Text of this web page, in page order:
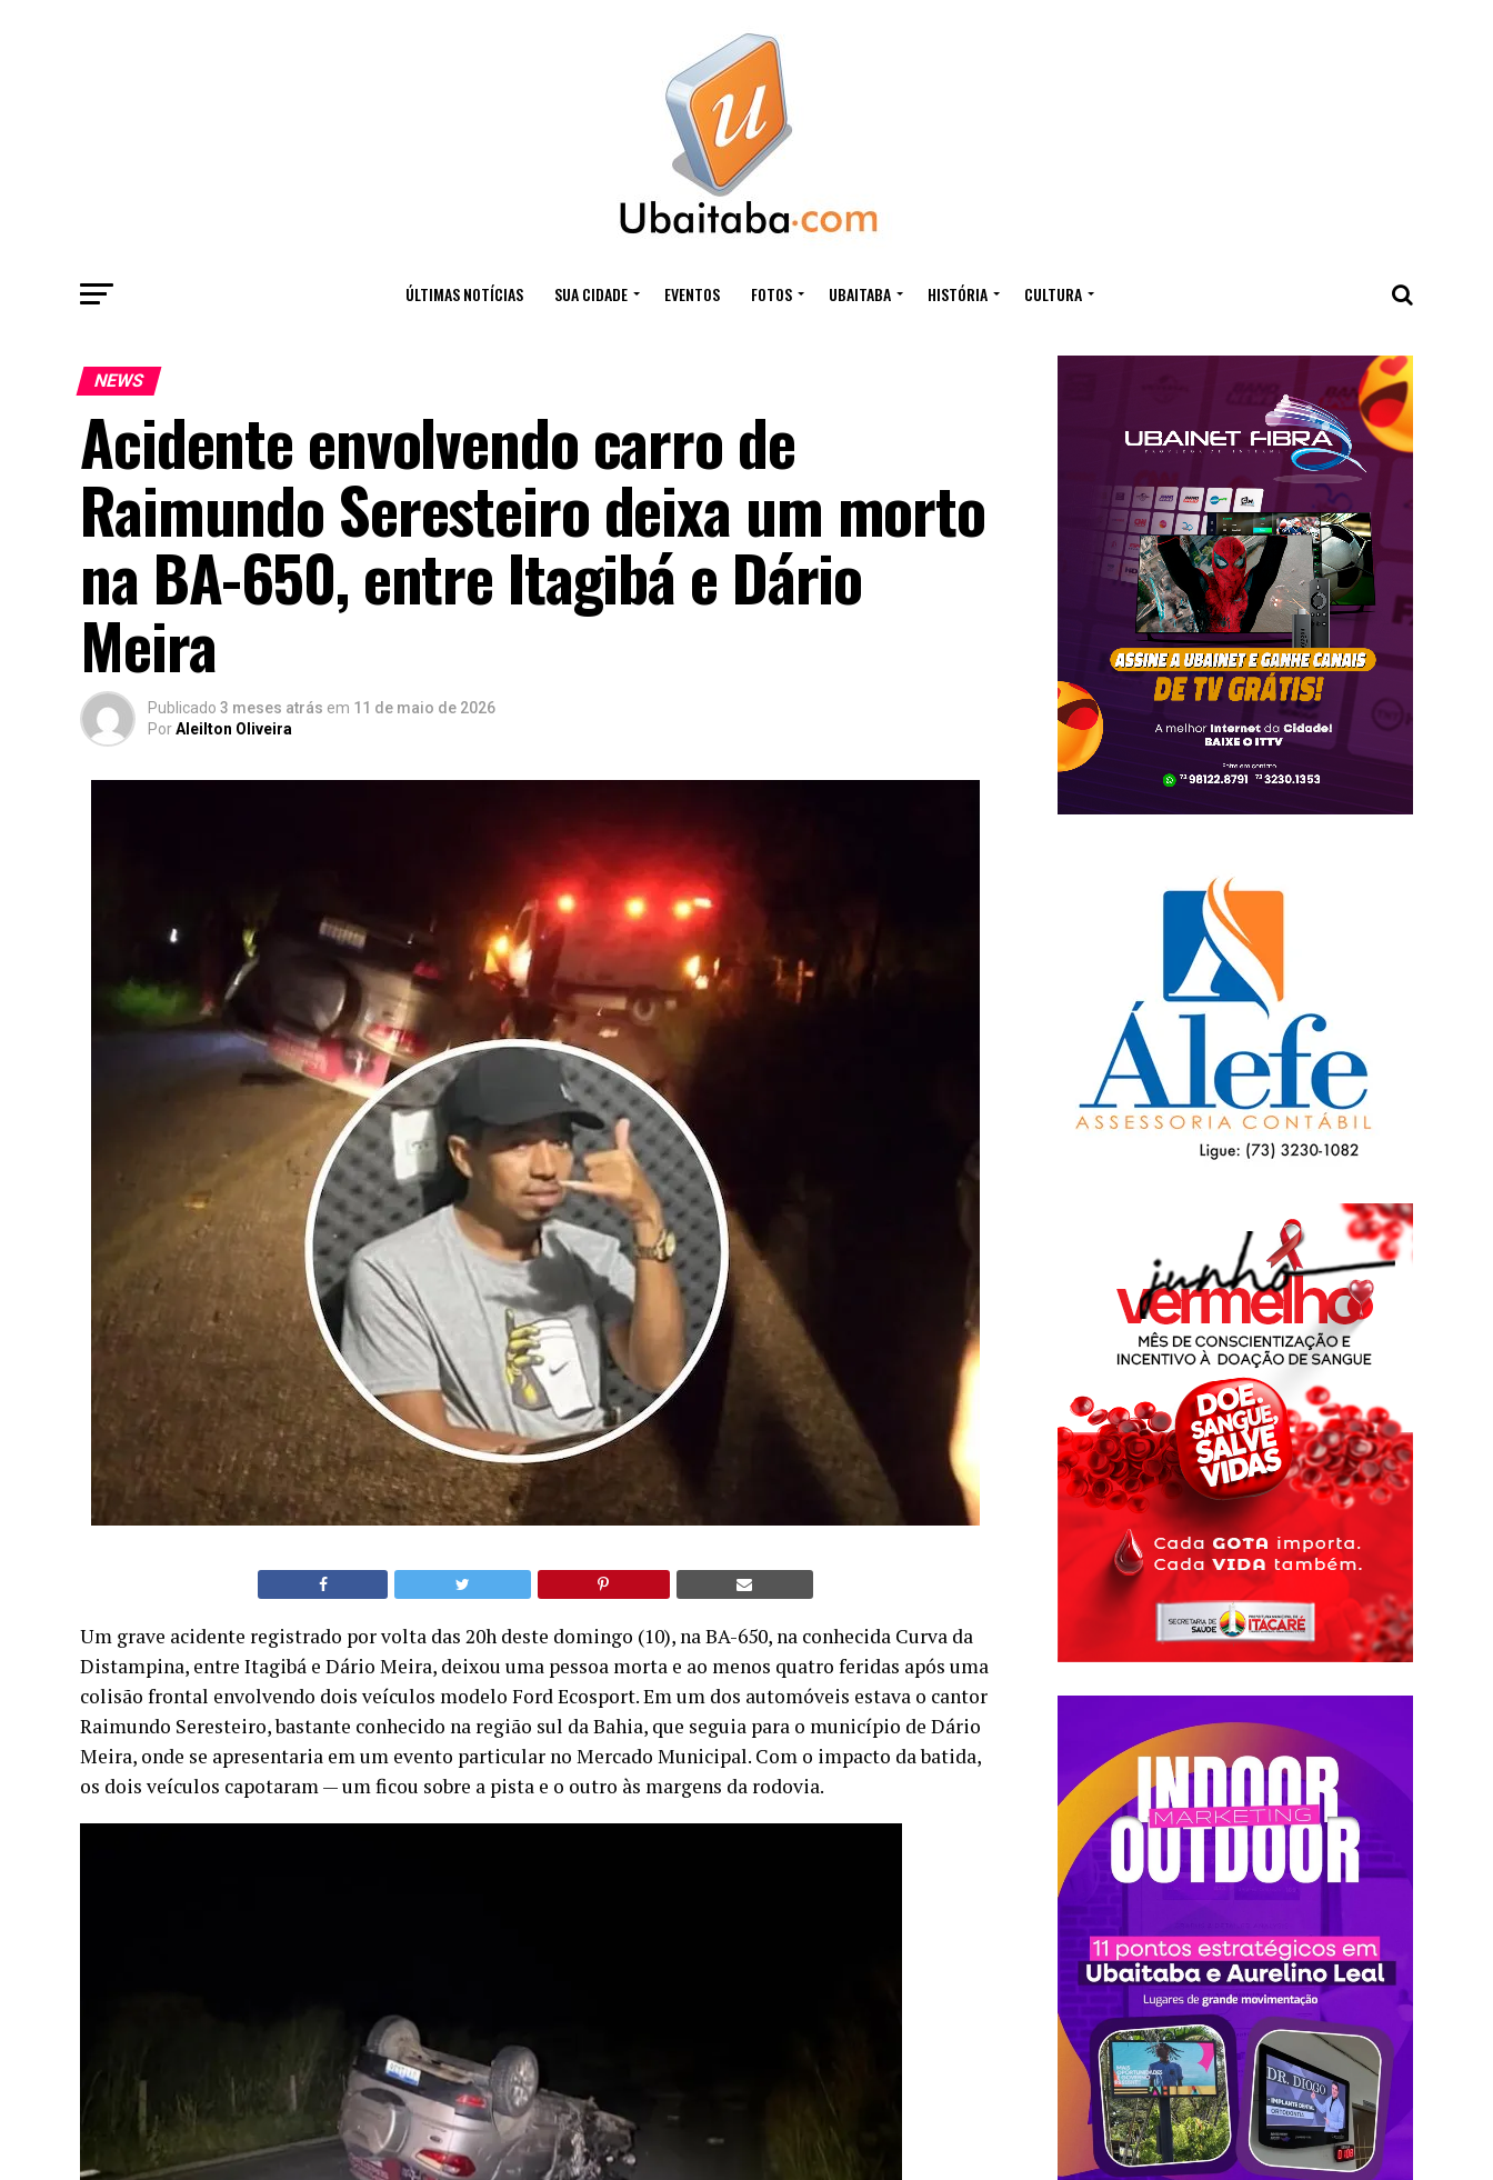
ÚLTIMAS NOTÍCIAS SUA CIDADE EVENTOS FOTOS UBAITABA HISTÓRIA CULTURA
NEWS
Acidente envolvendo carro de
Raimundo Seresteiro deixa um morto
na BA-650, entre Itagibá e Dário
Meira
Publicado 3 meses atrás em 11 de maio de 2026
PorAleilton Oliveira
Um grave acidente registrado por volta das 20h deste domingo (10), na BA-650, na conhecida Curva da
Distampina, entre Itagibá e Dário Meira, deixou uma pessoa morta e ao menos quatro feridas após uma
colisão frontal envolvendo dois veículos modelo Ford Ecosport. Em um dos automóveis estava o cantor
Raimundo Seresteiro, bastante conhecido na região sul da Bahia, que seguia para o município de Dário
Meira, onde se apresentaria em um evento particular no Mercado Municipal. Com o impacto da batida,
os dois veículos capotaram — um ficou sobre a pista e o outro às margens da rodovia.